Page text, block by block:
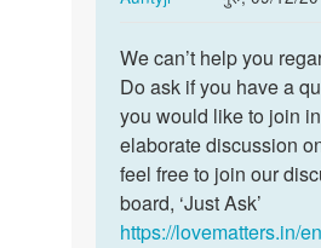
to
I
want
fuck
one
girl
by
We
can’t
help
you
regarding…
We can’t help you
Do ask if you have a
you would like to join
elaborate discussion
feel free to join our
board, ‘Just Ask’
https://lovematters.in/